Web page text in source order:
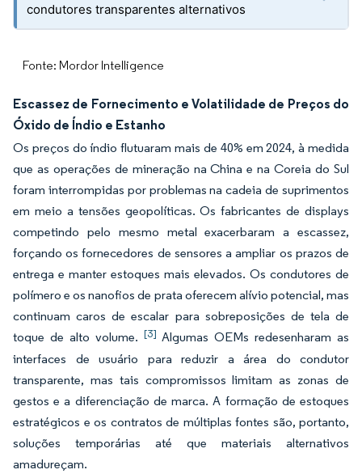
condutores transparentes alternativos
Fonte: Mordor Intelligence
Escassez de Fornecimento e Volatilidade de Preços do
Óxido de Índio e Estanho
Os preços do índio flutuaram mais de 40% em 2024, à medida
que as operações de mineração na China e na Coreia do Sul
foram interrompidas por problemas na cadeia de suprimentos
em meio a tensões geopolíticas. Os fabricantes de displays
competindo pelo mesmo metal exacerbaram a escassez,
forçando os fornecedores de sensores a ampliar os prazos de
entrega e manter estoques mais elevados. Os condutores de
polímero e os nanofios de prata oferecem alívio potencial, mas
continuam caros de escalar para sobreposições de tela de
toque de alto volume. [3] Algumas OEMs redesenharam as
interfaces de usuário para reduzir a área do condutor
transparente, mas tais compromissos limitam as zonas de
gestos e a diferenciação de marca. A formação de estoques
estratégicos e os contratos de múltiplas fontes são, portanto,
soluções temporárias até que materiais alternativos
amadureçam.